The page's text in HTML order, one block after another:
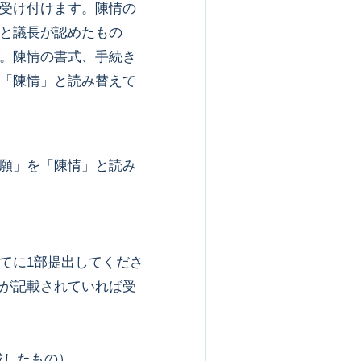
け付けます。陳情の
議長が認めたもの
陳情の書式、手続き
陳情」と読み替えて
」を「陳情」と読み
に1部提出してくださ
記載されていれば受